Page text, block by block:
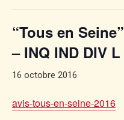
“Tous en
– INQ IND DIV
16 octobre 2016
avis-tous-en-seine-2016